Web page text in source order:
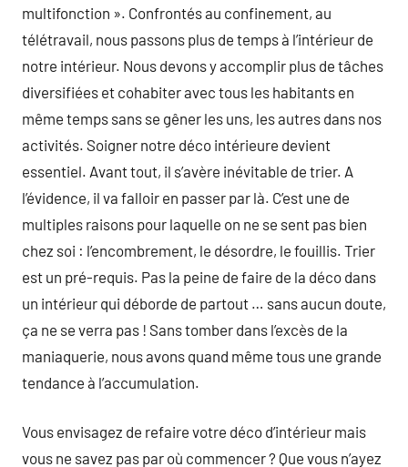
multifonction ». Confrontés au confinement, au
télétravail, nous passons plus de temps à l’intérieur de
notre intérieur. Nous devons y accomplir plus de tâches
diversifiées et cohabiter avec tous les habitants en
même temps sans se gêner les uns, les autres dans nos
activités. Soigner notre déco intérieure devient
essentiel. Avant tout, il s’avère inévitable de trier. A
l’évidence, il va falloir en passer par là. C’est une de
multiples raisons pour laquelle on ne se sent pas bien
chez soi : l’encombrement, le désordre, le fouillis. Trier
est un pré-requis. Pas la peine de faire de la déco dans
un intérieur qui déborde de partout … sans aucun doute,
ça ne se verra pas ! Sans tomber dans l’excès de la
maniaquerie, nous avons quand même tous une grande
tendance à l’accumulation.
Vous envisagez de refaire votre déco d’intérieur mais
vous ne savez pas par où commencer ? Que vous n’ayez